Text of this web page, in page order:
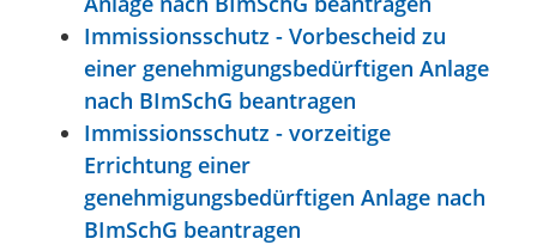
Immissionsschutz - Vorbescheid zu
einer genehmigungsbedürftigen Anlage
nach BImSchG beantragen
Immissionsschutz - vorzeitige
Errichtung einer
genehmigungsbedürftigen Anlage nach
BImSchG beantragen